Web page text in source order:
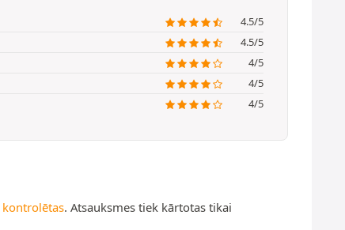
4.5/5
4.5/5
4/5
4/5
4/5
kontrolētas. Atsauksmes tiek kārtotas tikai